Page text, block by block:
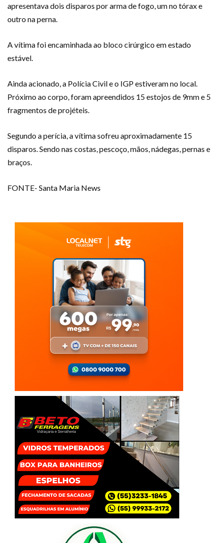
apresentava dois disparos por arma de fogo, um no tórax e
outro na perna.
A vítima foi encaminhada ao bloco cirúrgico em estado
estável.
Ainda acionado, a Polícia Civil e o IGP estiveram no local.
Próximo ao corpo, foram apreendidos 15 estojos de 9mm e 5
fragmentos de projéteis.
Segundo a perícia, a vítima sofreu aproximadamente 15
disparos. Sendo nas costas, pescoço, mãos, nádegas, pernas e
braços.
FONTE- Santa Maria News